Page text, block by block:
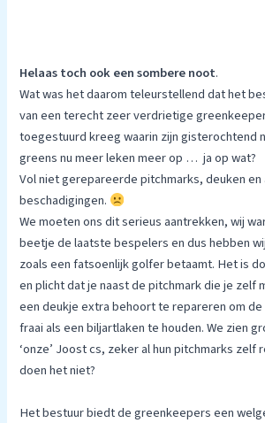
Helaas toch ook een sombere noot.
Wat was het daarom teleurstellend dat het
van een terecht zeer verdrietige
toegestuurd kreeg waarin zijn gisterochtend
greens nu meer leken meer op … ja op wat?
Vol niet gerepareerde pitchmarks, deuken en
beschadigingen.
We moeten ons dit serieus aantrekken, wij
beetje de laatste bespelers en dus hebben
zoals een fatsoenlijk golfer betaamt. Het is
en plicht dat je naast de pitchmark die je zelf
een deukje extra behoort te repareren om
fraai als een biljartlaken te houden. We zien
‘onze’ Joost cs, zeker al hun pitchmarks zelf
doen het niet?
Het bestuur biedt de greenkeepers een